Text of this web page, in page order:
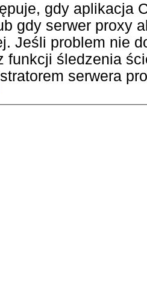
gdy aplikacja
gdy serwer proxy
Jeśli problem nie
funkcji śledzenia
serwera